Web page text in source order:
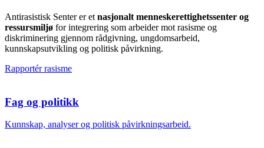
Antirasistisk Senter er et nasjonalt menneskerettighetssenter og
ressursmiljø for integrering som arbeider mot rasisme og
diskriminering gjennom rådgivning, ungdomsarbeid,
kunnskapsutvikling og politisk påvirkning.
Rapportér rasisme
Fag og politikk
Kunnskap, analyser og politisk påvirkningsarbeid.